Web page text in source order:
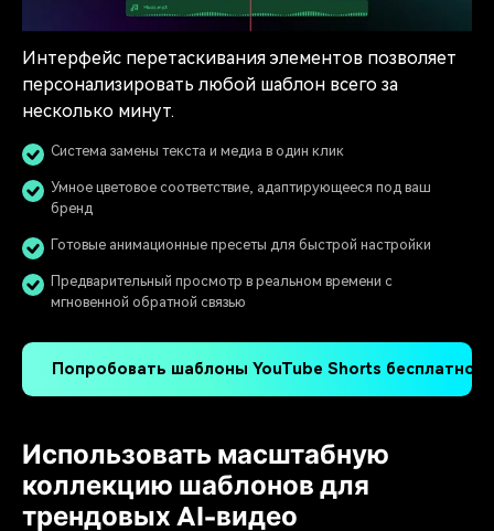
Интерфейс перетаскивания элементов позволяет
персонализировать любой шаблон всего за
несколько минут.
Система замены текста и медиа в один клик
Умное цветовое соответствие, адаптирующееся под ваш
бренд
Готовые анимационные пресеты для быстрой настройки
Предварительный просмотр в реальном времени с
мгновенной обратной связью
Попробовать шаблоны YouTube Shorts бесплатно >
Использовать масштабную
коллекцию шаблонов для
трендовых AI-видео